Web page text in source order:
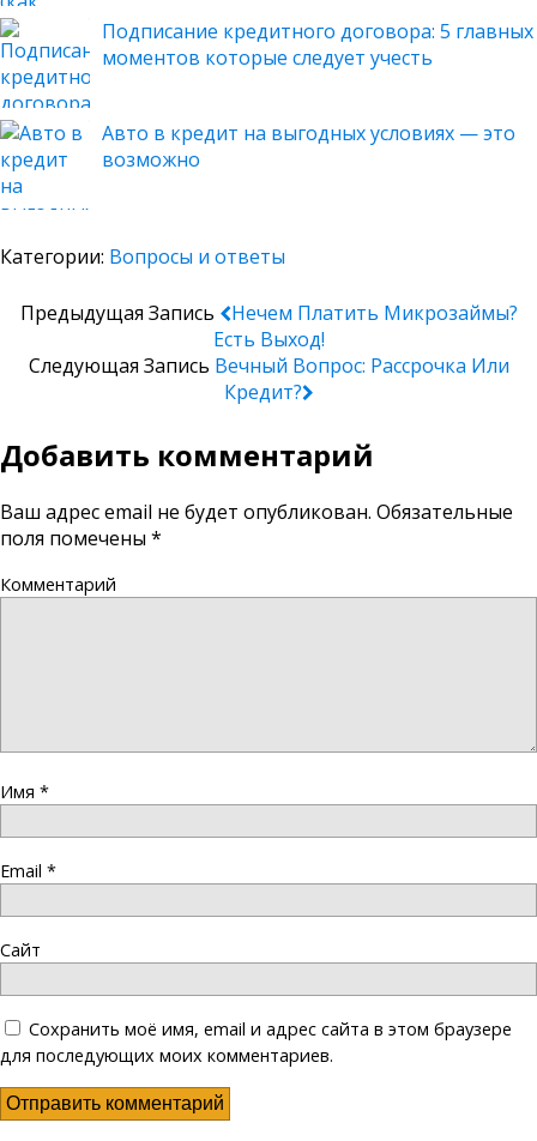
Подписание кредитного договора: 5 главных
моментов которые следует учесть
Авто в кредит на выгодных условиях — это
возможно
Категории: Вопросы и ответы
Предыдущая Запись
Нечем Платить Микрозаймы?
Есть Выход!
Следующая Запись Вечный Вопрос: Рассрочка Или
Кредит?
Добавить комментарий
Ваш адрес email не будет опубликован. Обязательные
поля помечены *
Комментарий
Имя *
Email *
Сайт
Сохранить моё имя, email и адрес сайта в этом браузере
для последующих моих комментариев.